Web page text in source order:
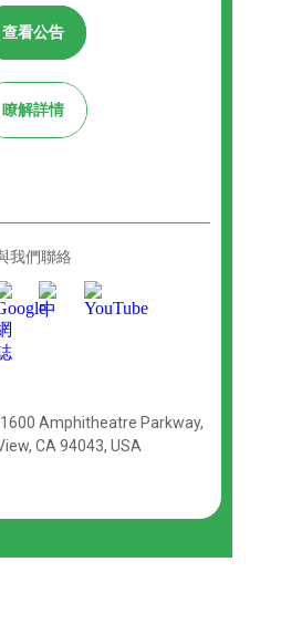
查看公告
瞭解詳情
我們聯絡
1600 Amphitheatre Parkway,
CA 94043, USA